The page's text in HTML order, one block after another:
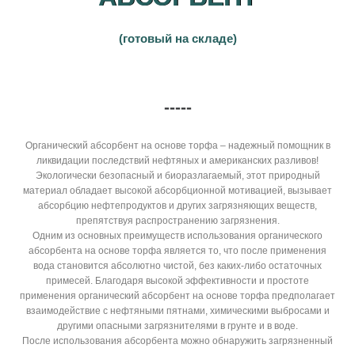
(готовый на складе)
-----
Органический абсорбент на основе торфа – надежный помощник в
ликвидации последствий нефтяных и американских разливов!
Экологически безопасный и биоразлагаемый, этот природный
материал обладает высокой абсорбционной мотивацией, вызывает
абсорбцию нефтепродуктов и других загрязняющих веществ,
препятствуя распространению загрязнения.
Одним из основных преимуществ использования органического
абсорбента на основе торфа является то, что после применения
вода становится абсолютно чистой, без каких-либо остаточных
примесей. Благодаря высокой эффективности и простоте
применения органический абсорбент на основе торфа предполагает
взаимодействие с нефтяными пятнами, химическими выбросами и
другими опасными загрязнителями в грунте и в воде.
После использования абсорбента можно обнаружить загрязненный